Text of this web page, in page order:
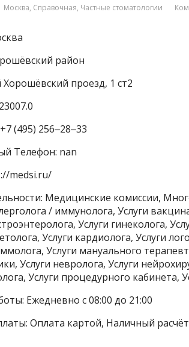
Москва, Справочная, Частные стоматологии
район
Хорошёвский проезд, 1 ст2
(495) 256‒28‒33
Телефон: nan
medsi.ru/
Медицинские комиссии,
/ иммунолога, Услуги
Услуги гинеколога,
Услуги кардиолога, Услуги
Услуги мануального
Услуги невролога, Услуги
Услуги процедурного кабинета,
Ежедневно с 08:00 до 21:00
Оплата картой, Наличный расчёт